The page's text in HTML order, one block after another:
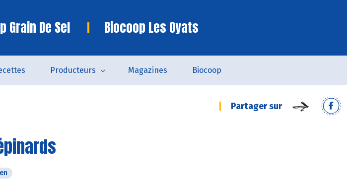
Grain De Sel Biocoop Les Oyats
Producteurs Magazines Biocoop
Partager sur